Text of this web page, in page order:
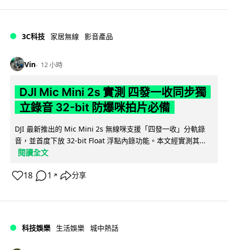
3C科技 家居無線 影音產品
Vin 12 小時
DJI Mic Mini 2s 實測 四發一收同步獨
立錄音 32-bit 防爆咪拍片必備
DJI 最新推出的 Mic Mini 2s 無線咪支援「四發一收」分軌錄
音，並首度下放 32-bit Float 浮點內錄功能。本文經實測其...
閱讀全文
18 1 ↗ 分享
科技娛樂 生活娛樂 城中熱話